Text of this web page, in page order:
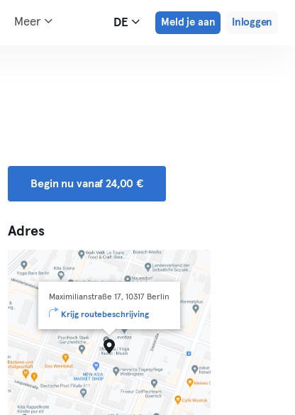
Meer DE Meld je aan Inloggen
Begin nu vanaf 24,00 €
Adres
Maximilianstraße 17, 10317 Berlin
Krijg routebeschrijving